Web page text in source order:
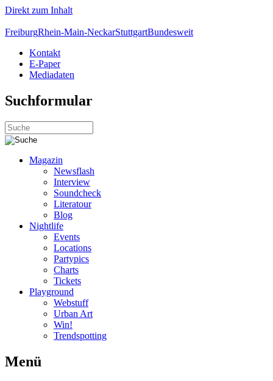
Direkt zum Inhalt
FreiburgRhein-Main-NeckarStuttgartBundesweit
Kontakt
E-Paper
Mediadaten
Suchformular
Magazin
Newsflash
Interview
Soundcheck
Literatour
Blog
Nightlife
Events
Locations
Partypics
Charts
Tickets
Playground
Webstuff
Urban Art
Win!
Trendspotting
Menü